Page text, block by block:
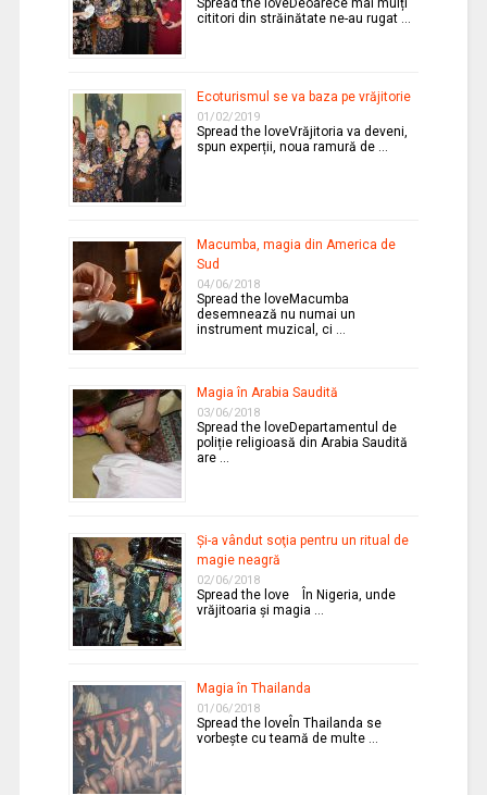
Spread the loveDeoarece mai mulți
cititori din străinătate ne-au rugat …
Ecoturismul se va baza pe vrăjitorie
01/02/2019
Spread the loveVrăjitoria va deveni,
spun experții, noua ramură de …
Macumba, magia din America de
Sud
04/06/2018
Spread the loveMacumba
desemnează nu numai un
instrument muzical, ci …
Magia în Arabia Saudită
03/06/2018
Spread the loveDepartamentul de
poliție religioasă din Arabia Saudită
are …
Şi-a vândut soţia pentru un ritual de
magie neagră
02/06/2018
Spread the love În Nigeria, unde
vrăjitoaria şi magia …
Magia în Thailanda
01/06/2018
Spread the loveÎn Thailanda se
vorbeşte cu teamă de multe …